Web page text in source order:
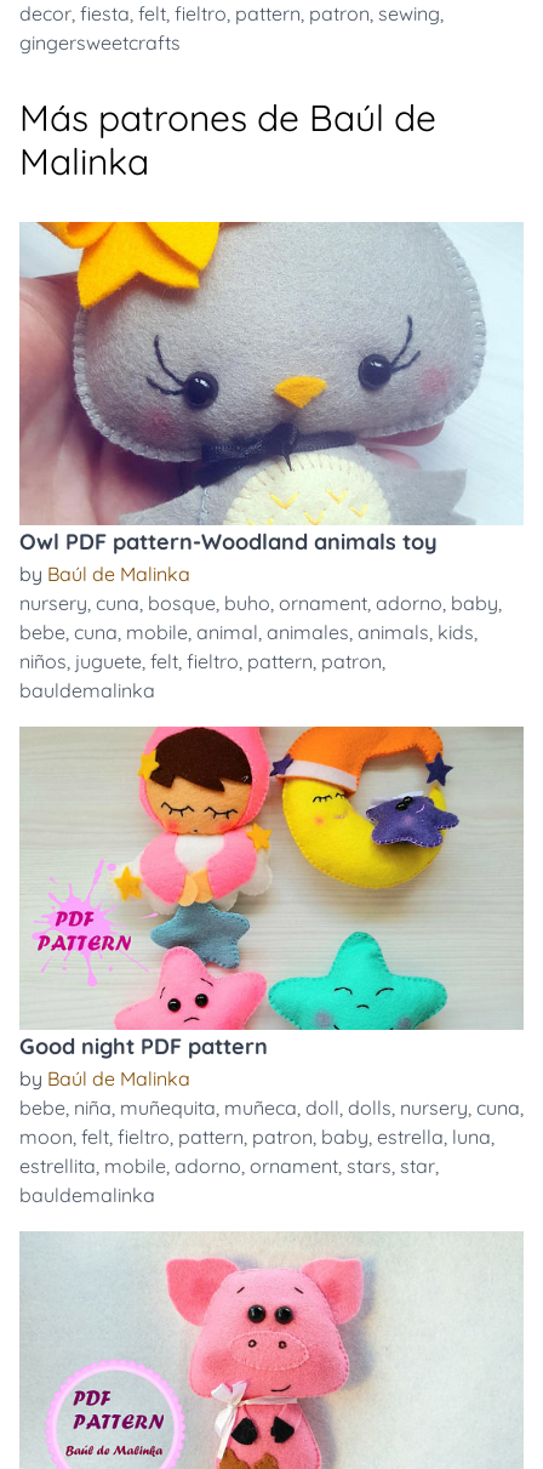
decor, fiesta, felt, fieltro, pattern, patron, sewing,
gingersweetcrafts
Más patrones de Baúl de
Malinka
Owl PDF pattern-Woodland animals toy
by Baúl de Malinka
nursery, cuna, bosque, buho, ornament, adorno, baby,
bebe, cuna, mobile, animal, animales, animals, kids,
niños, juguete, felt, fieltro, pattern, patron,
bauldemalinka
Good night PDF pattern
by Baúl de Malinka
bebe, niña, muñequita, muñeca, doll, dolls, nursery, cuna,
moon, felt, fieltro, pattern, patron, baby, estrella, luna,
estrellita, mobile, adorno, ornament, stars, star,
bauldemalinka